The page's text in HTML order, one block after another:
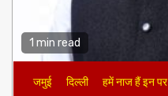
1 min read
जमुई दिल्ली हमें नाज हैं इन पर